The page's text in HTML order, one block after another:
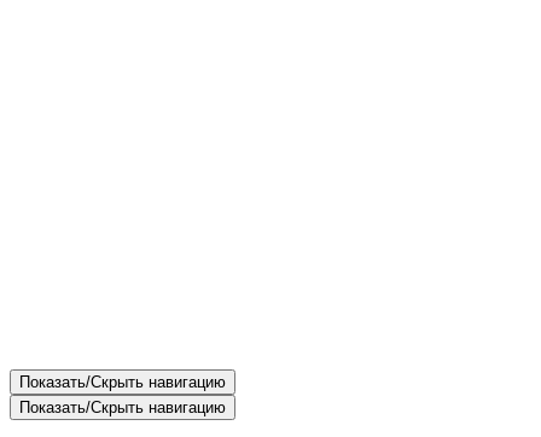
Показать/Скрыть навигацию
Показать/Скрыть навигацию